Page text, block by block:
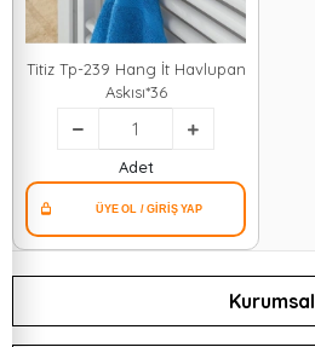
Titiz Tp-239 Hang İt Havlupan
Askısı*36
Adet
Kurumsal